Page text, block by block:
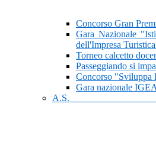
Concorso Gran
Gara Nazionale
dell'Impresa
Torneo calcetto
Passeggiando si
Concorso "Sviluppa
Gara nazionale IGEA
A.S.